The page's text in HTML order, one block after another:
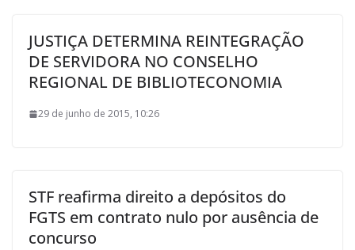
JUSTIÇA DETERMINA REINTEGRAÇÃO
DE SERVIDORA NO CONSELHO
REGIONAL DE BIBLIOTECONOMIA
29 de junho de 2015, 10:26
STF reafirma direito a depósitos do
FGTS em contrato nulo por ausência de
concurso